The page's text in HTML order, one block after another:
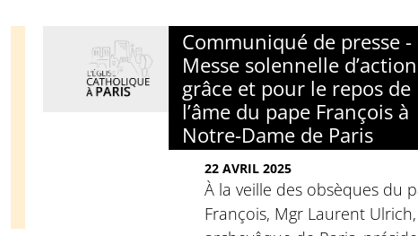
Communiqué de presse -
Messe solennelle
grâce et pour le repos de
l’âme du pape François à
Notre-Dame de Paris
22 AVRIL 2025
À la veille des obsèques du
François, Mgr Laurent Ulrich,